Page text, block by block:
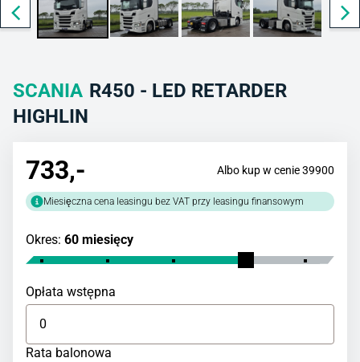
SCANIA R450 - LED RETARDER
HIGHLIN
733,- Albo kup w cenie 39900
Miesięczna cena leasingu bez VAT przy leasingu finansowym
Okres: 60 miesięcy
Opłata wstępna
Rata balonowa